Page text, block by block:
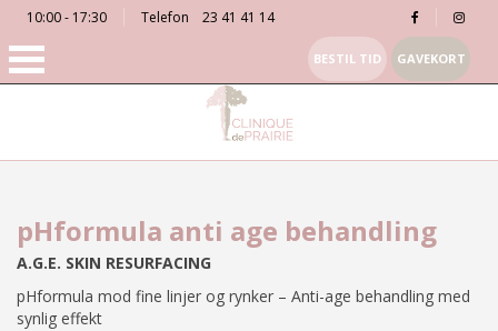
10:00 - 17:30 Telefon 23 41 41 14
BESTIL TID GAVEKORT
pHformula anti age behandling
A.G.E. SKIN RESURFACING
pHformula mod fine linjer og rynker – Anti-age behandling med
synlig effekt